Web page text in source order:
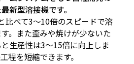
新型溶接機です。
比べて3〜10倍のスピードで溶
。また歪みや焼けが少ないた
生産性は3～15倍に向上しま
程を短縮できます。